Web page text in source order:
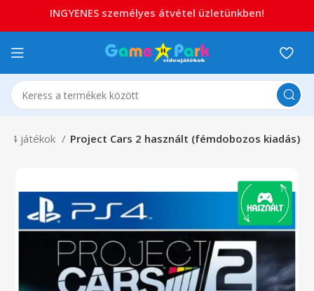
játékok Project Cars 2 használt (fémdobozos kiadás)
INGYENES személyes átvétel üzletünkben!